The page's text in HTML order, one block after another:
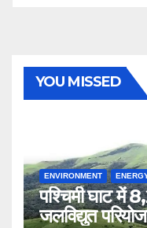
YOU MISSED
ENVIRONMENT
पश्चिमी घाट में
जलविद्युत